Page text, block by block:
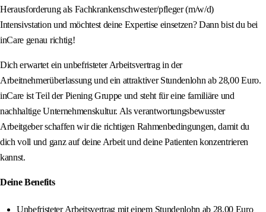
Herausforderung als Fachkrankenschwester/pfleger (m/w/d)
Intensivstation und möchtest deine Expertise einsetzen? Dann bist du bei
inCare genau richtig!
Dich erwartet ein unbefristeter Arbeitsvertrag in der
Arbeitnehmerüberlassung und ein attraktiver Stundenlohn ab 28,00 Euro.
inCare ist Teil der Piening Gruppe und steht für eine familiäre und
nachhaltige Unternehmenskultur. Als verantwortungsbewusster
Arbeitgeber schaffen wir die richtigen Rahmenbedingungen, damit du
dich voll und ganz auf deine Arbeit und deine Patienten konzentrieren
kannst.
Deine Benefits
Unbefristeter Arbeitsvertrag mit einem Stundenlohn ab 28,00 Euro